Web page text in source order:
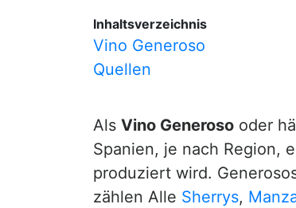
Inhaltsverzeichnis
Vino Generoso
Quellen
Als Vino Generoso oder
Spanien, je nach Region,
produziert wird.
zählen Alle Sherrys,